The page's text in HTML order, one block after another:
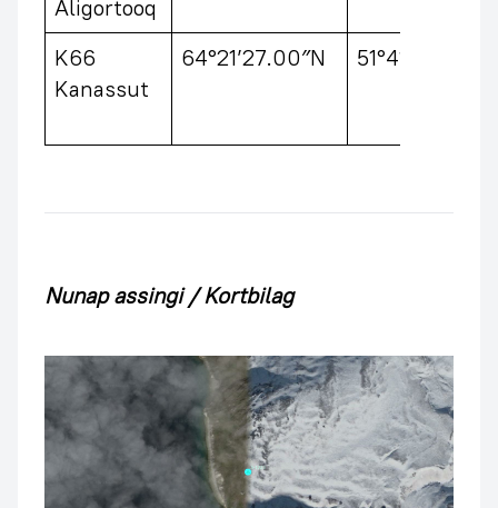
Aligortooq
K66
Kanassut
64°21’27.00″N
Nunap assingi / Kortbilag